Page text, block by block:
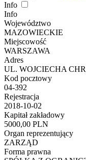
Info
Info
Województwo
MAZOWIECKIE
Miejscowość
WARSZAWA
Adres
UL. WOJCIECHA
Kod pocztowy
04-392
Rejestracja
2018-10-02
Kapitał zakładowy
5000,00 PLN
Organ reprezentujący
ZARZĄD
Forma prawna